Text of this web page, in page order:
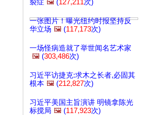
裂症 🖼️ (127,211次)
一张图片！曝光纽约时报坚持反
华立场 🖼️ (117,173次)
一场怪病造就了举世闻名艺术家
🖼️ (303,486次)
习近平访捷克:求木之长者,必固其
根本 🖼️ (212,827次)
习近平美国主旨演讲 明镜拿陈光
标搅局 🖼️ (117,923次)